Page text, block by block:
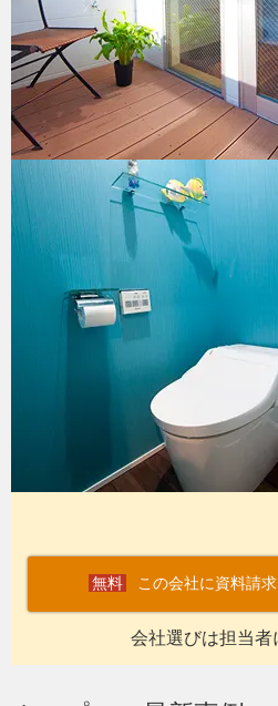
この会社に資料請
会社選びは担当